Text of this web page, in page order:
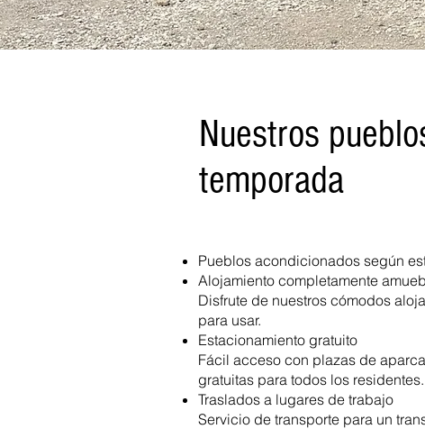
Nuestros
temporada
Pueblos acondicionados según
Alojamiento completamente
Disfrute de nuestros cómodos
para usar.
Estacionamiento gratuito
Fácil acceso con plazas de
gratuitas para todos los residentes.
Traslados a lugares de trabajo
Servicio de transporte para un